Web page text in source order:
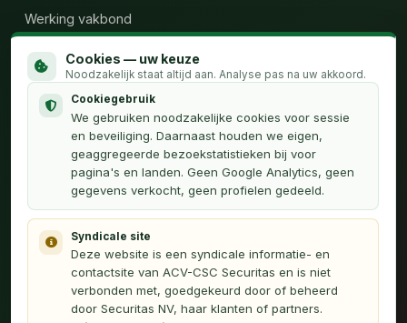
Werking vakbond
Wie zijn wij
Calculator uren
Contact
Privacyverklaring
Français (FR)
Webmaster
Cookies — uw keuze
Noodzakelijk staat altijd aan. Analyse pas na uw akkoord.
Cookiegebruik
We gebruiken noodzakelijke cookies voor sessie
en beveiliging. Daarnaast houden we eigen,
geaggregeerde bezoekstatistieken bij voor
pagina's en landen. Geen Google Analytics, geen
gegevens verkocht, geen profielen gedeeld.
Syndicale site
Deze website is een syndicale informatie- en
contactsite van ACV-CSC Securitas en is niet
verbonden met, goedgekeurd door of beheerd
door Securitas NV, haar klanten of partners.